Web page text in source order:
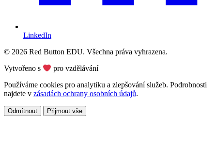
LinkedIn
© 2026 Red Button EDU. Všechna práva vyhrazena.
Vytvořeno s
pro vzdělávání
Používáme cookies pro analytiku a zlepšování služeb. Podrobnosti
najdete v zásadách ochrany osobních údajů.
Odmítnout Přijmout vše